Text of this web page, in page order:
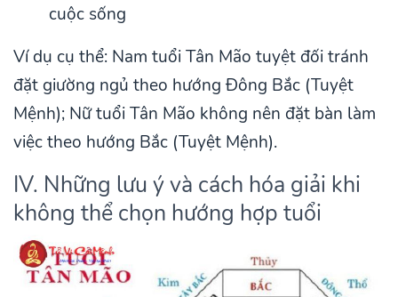
cuộc sống
Ví dụ cụ thể: Nam tuổi Tân Mão tuyệt đối tránh
đặt giường ngủ theo hướng Đông Bắc (Tuyệt
Mệnh); Nữ tuổi Tân Mão không nên đặt bàn làm
việc theo hướng Bắc (Tuyệt Mệnh).
IV. Những lưu ý và cách hóa giải khi
không thể chọn hướng hợp tuổi